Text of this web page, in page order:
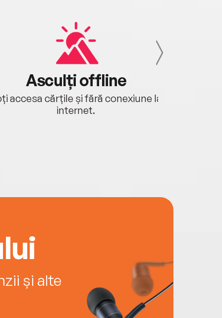
Asculți offline
accesa cărțile și fără conexiune la
internet.
și alte